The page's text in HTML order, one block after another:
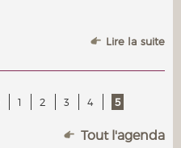
Lire la suite
1 2 3 4 5
Tout l'agenda